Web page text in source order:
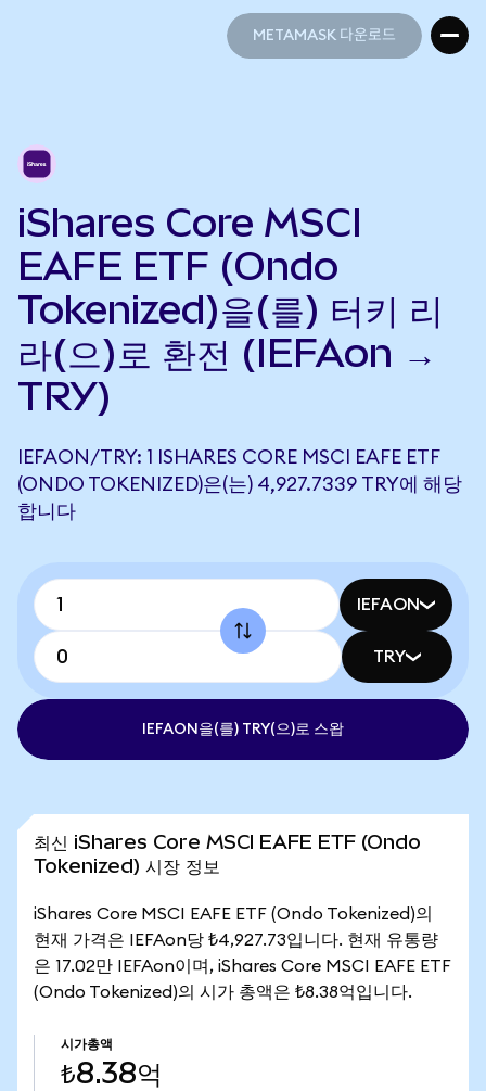
METAMASK 다운로드
iShares Core MSCI
EAFE ETF (Ondo
Tokenized)을(를) 터키 리
라(으)로 환전 (IEFAon →
TRY)
IEFAON/TRY: 1 ISHARES CORE MSCI EAFE ETF
(ONDO TOKENIZED)은(는) 4,927.7339 TRY에 해당
합니다
IEFAON
TRY
IEFAON을(를) TRY(으)로 스왑
최신 iShares Core MSCI EAFE ETF (Ondo
Tokenized) 시장 정보
iShares Core MSCI EAFE ETF (Ondo Tokenized)의
현재 가격은 IEFAon당 ₺4,927.73입니다. 현재 유통량
은 17.02만 IEFAon이며, iShares Core MSCI EAFE ETF
(Ondo Tokenized)의 시가 총액은 ₺8.38억입니다.
시가총액
₺8.38억